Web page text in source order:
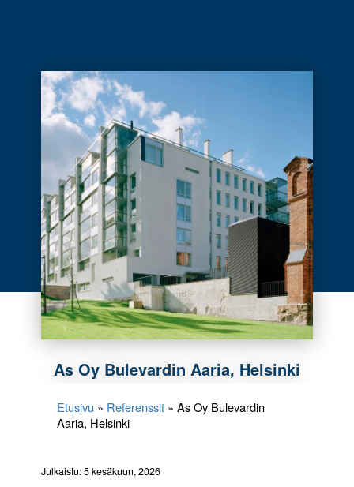
As Oy Bulevardin Aaria, Helsinki
Etusivu » Referenssit »As Oy Bulevardin
Aaria, Helsinki
Julkaistu: 5 kesäkuun, 2026